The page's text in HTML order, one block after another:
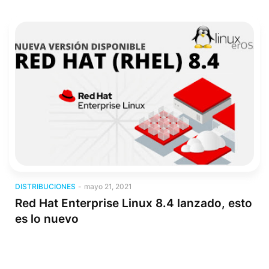
DISTRIBUCIONES - mayo 21, 2021
Red Hat Enterprise Linux 8.4 lanzado, esto
es lo nuevo